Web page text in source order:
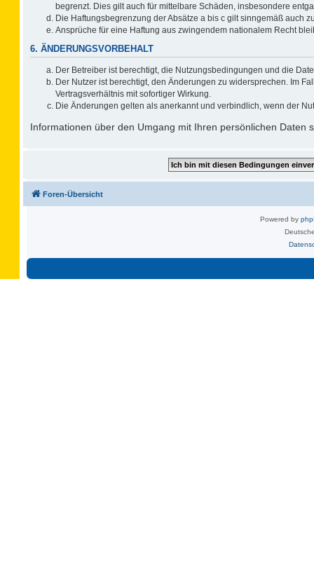
begrenzt. Dies gilt auch für mittelbare Schäden, insbesondere
Die Haftungsbegrenzung der Absätze a bis c gilt sinngemäß auch
Ansprüche für eine Haftung aus zwingendem nationalem Recht
6. ÄNDERUNGSVORBEHALT
Der Betreiber ist berechtigt, die Nutzungsbedingungen und die
Der Nutzer ist berechtigt, den Änderungen zu widersprechen. Im
Vertragsverhältnis mit sofortiger Wirkung.
Die Änderungen gelten als anerkannt und verbindlich, wenn der
Informationen über den Umgang mit Ihren persönlichen Daten
Foren-Übersicht
Powered by